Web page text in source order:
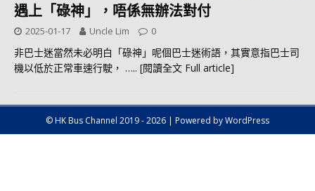
遇上「碌神」，唔係無辦法對付
2025-01-17 Uncle Lim 0
非巴士迷當然未必明白「碌神」呢個巴士迷術語，其實意指巴士司
機以低於正常車速行駛， ….. [閱讀全文 Full article]
© HK Bus Channel 2019 - 2026 | Powered by WordPress